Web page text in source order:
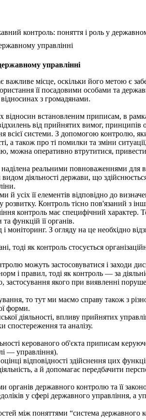
контроль: поняття і роль у
управлінні
управлінні
місце, оскільки його метою є
її посадовими особами та
з громадянами.
відносин встановленим приписам, в
від прийнятих вимог, принципів
всієї системи. З допомогою контролю,
а також про ті помилки та зміни
можна оперативно втрутитися,
реальними повноваженнями для
діяльності держави, що
й усіх її елементів відповідно до
Контроль тісно пов'язаний з
контроль має специфічний
функцій її органів.
З огляду на це необхідно
тоді як контроль стосується
можуть застосовуватися і заходи
і правил, тоді як контроль — за
якого при виявленні
то тут ми маємо справу також з
форми.
діяльності, впливу прийнятих
спостереження та аналізу.
керованого об'єкта приписам
— управління).
відповідності здійснення цих
а й допомагає передбачити
державного контролю та її
у сфері державного управління, а
між поняттями “система державного